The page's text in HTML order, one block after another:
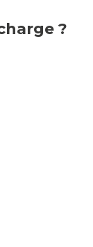
?